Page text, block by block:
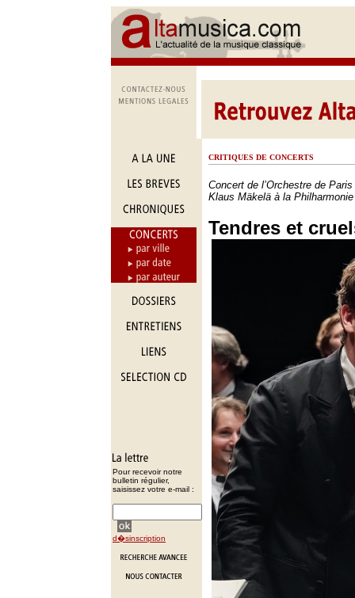
Pour recevoir notre
bulletin régulier,
saisissez votre e-mail :
d�sinscription
CRITIQUES DE CONCERTS
Concert de l’Orchestre de
Klaus Mäkelä à la
Tendres et